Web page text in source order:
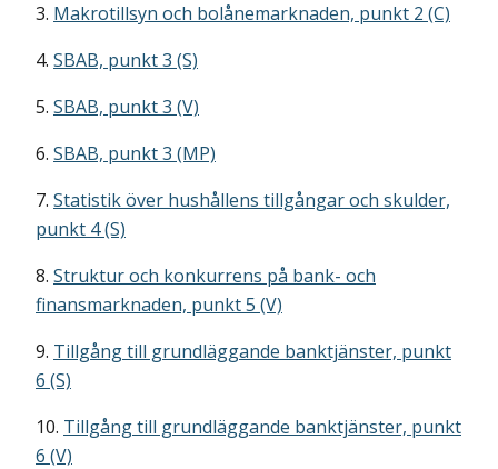
3. Makrotillsyn och bolånemarknaden, punkt 2 (C)
4. SBAB, punkt 3 (S)
5. SBAB, punkt 3 (V)
6. SBAB, punkt 3 (MP)
7. Statistik över hushållens tillgångar och skulder,
punkt 4 (S)
8. Struktur och konkurrens på bank- och
finansmarknaden, punkt 5 (V)
9. Tillgång till grundläggande banktjänster, punkt
6 (S)
10. Tillgång till grundläggande banktjänster, punkt
6 (V)